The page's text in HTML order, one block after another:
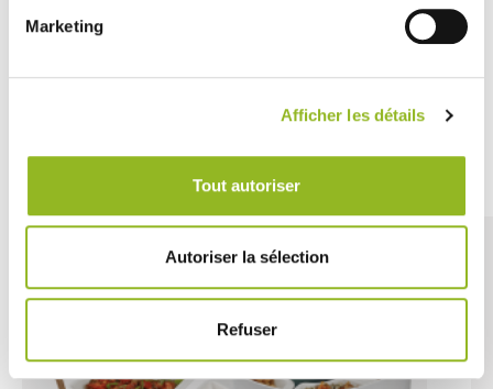
Marketing
Afficher les détails
Tout autoriser
Autoriser la sélection
Refuser
81,44 € Il cartone
Découvrez aussi